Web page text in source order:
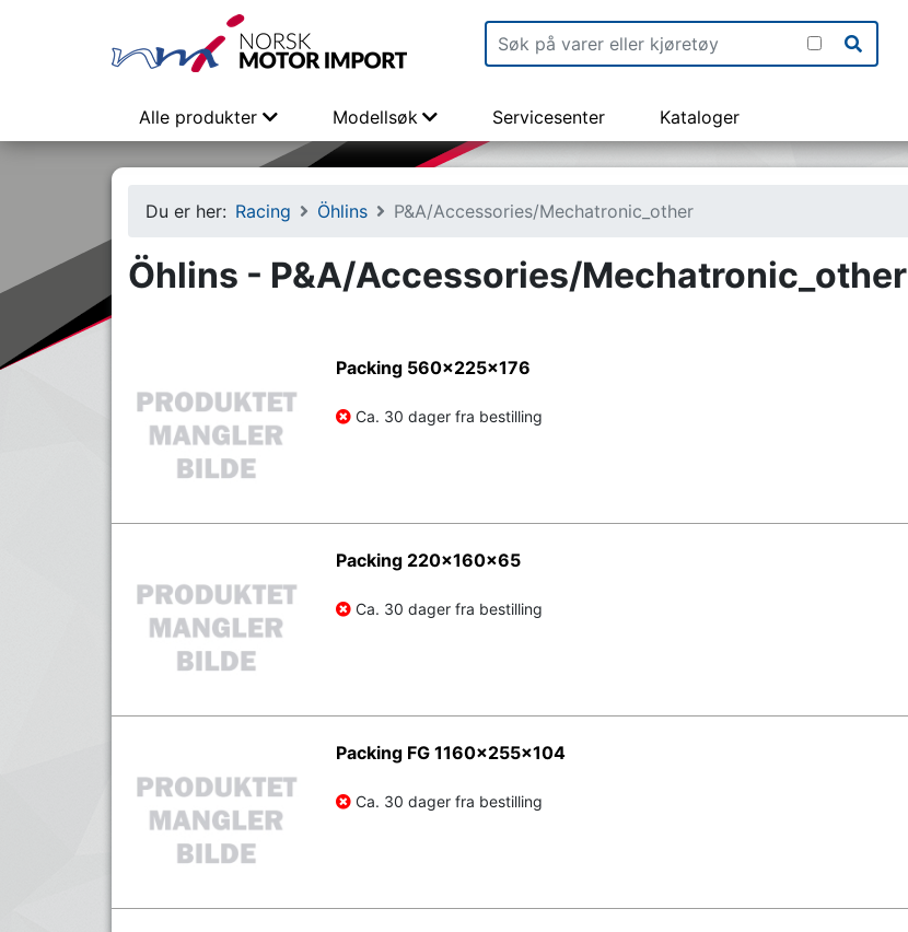
Alle produkter Modellsøk Servicesenter Kataloger
Du er her: Racing Öhlins P&A/Accessories/Mechatronic_other
Öhlins - P&A/Accessories/Mechatronic_other
Packing 560x225x176
Ca. 30 dager fra bestilling
Packing 220x160x65
Ca. 30 dager fra bestilling
Packing FG 1160x255x104
Ca. 30 dager fra bestilling